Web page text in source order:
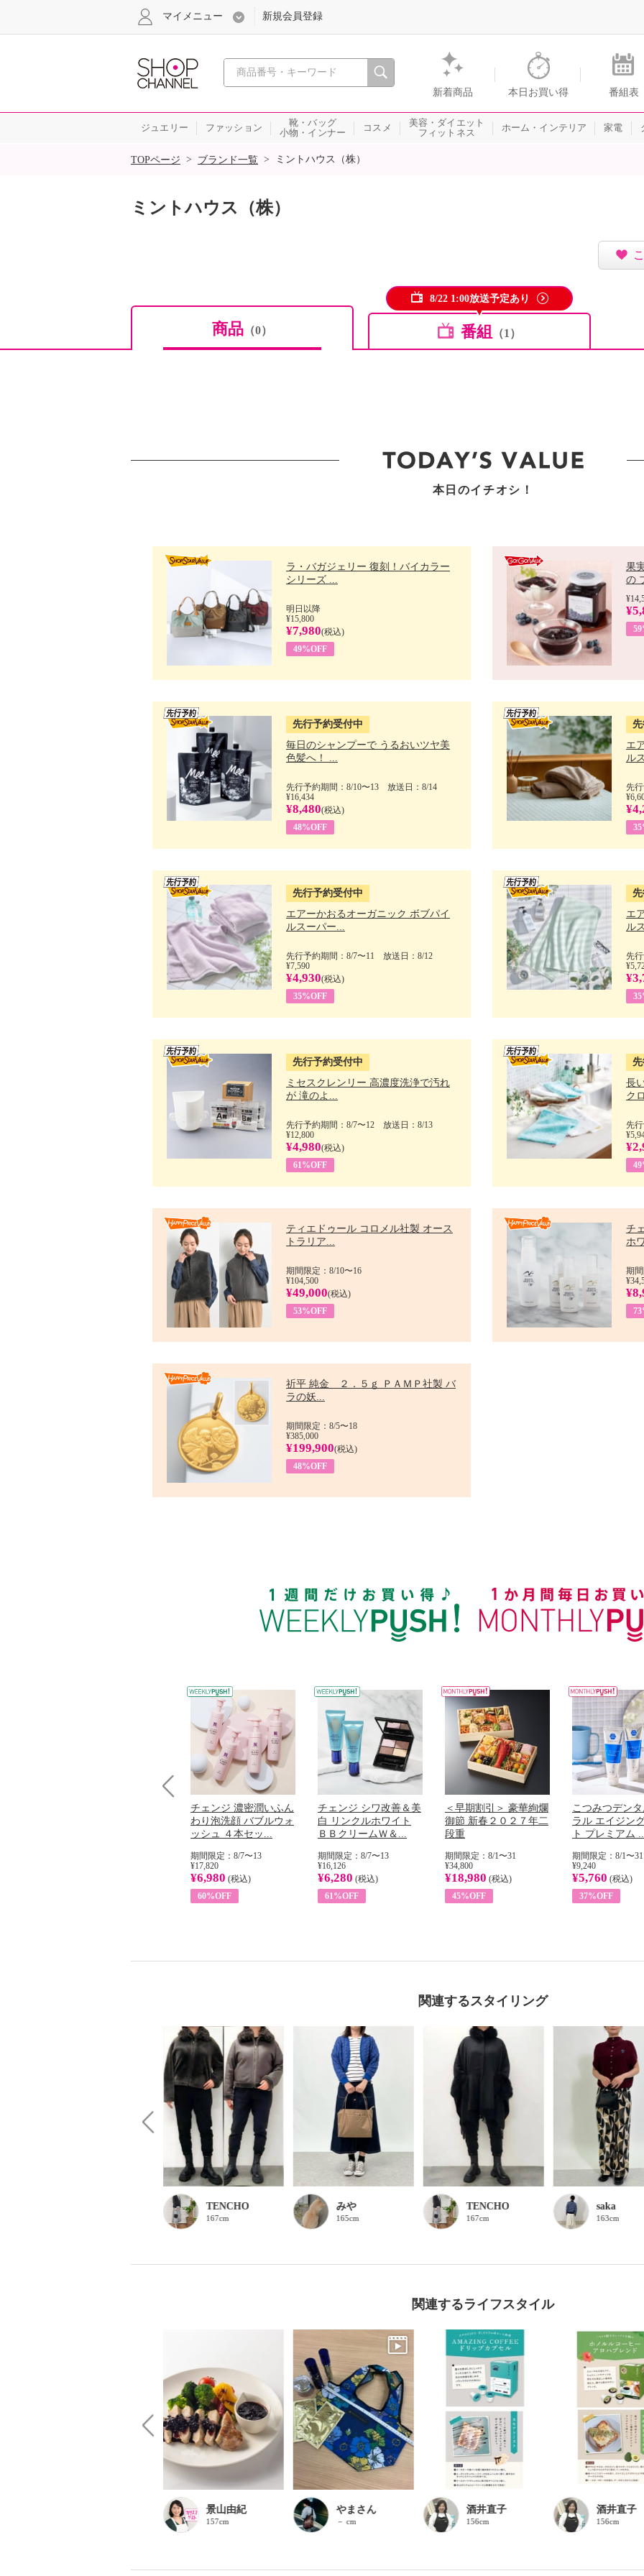
心おどる、瞬間を。通販・テレビショッピングのショップチャンネル
新着商品 本日お買い得 番組表
マイメニュー 新規会員登録
ジュエリー ファッション
靴・バッグ
小物・インナー
コスメ
美容・ダイエット
フィットネス
ホーム・インテリア 家電
SALE
TOPページ > ブランド一覧 > ミントハウス（株）
ミントハウス（株）
商品 （0） 番組 （1）
8/22 1:00放送予定あり
本日のイチオシ！
ラ・バガジェリー 復刻！バイカラー
シリーズ ...
明日以降
¥15,800
¥7,980(税込)
49%OFF
果
の
先行予約受付中
毎日のシャンプーで うるおいツヤ美
色髪へ！ ...
先行予約期間：8/10〜13 放送日：8/14
¥16,434
¥8,480(税込)
48%OFF
エ
ル
先
先行予約受付中
エアーかおるオーガニック ボブパイ
ルスーパー...
先行予約期間：8/7〜11 放送日：8/12
¥7,590
¥4,930(税込)
35%OFF
エ
ル
先
先行予約受付中
ミセスクレンリー 高濃度洗浄で汚れ
が 滝のよ...
先行予約期間：8/7〜12 放送日：8/13
¥12,800
¥4,980(税込)
61%OFF
長
ク
先
ティエドゥール コロメル社製 オース
トラリア...
期間限定：8/10〜16
¥104,500
¥49,000(税込)
53%OFF
チ
ホ
期
祈平 純金 ２．５ｇ ＰＡＭＰ社製 バ
ラの妖...
期間限定：8/5〜18
¥385,000
¥199,900(税込)
48%OFF
チェンジ 濃密潤いふん
わり泡洗顔 バブルウォ
ッシュ ４本セッ...
期間限定：8/7〜13
¥17,820
¥6,980 (税込)
60%OFF
チェンジ シワ改善＆美
白 リンクルホワイト
ＢＢクリームＷ＆...
期間限定：8/7〜13
¥16,126
¥6,280 (税込)
61%OFF
＜早期割引＞ 豪華絢爛
御節 新春２０２７年二
段重
期間限定：8/1〜31
¥34,800
¥18,980 (税込)
45%OFF
こつみつデン
ラル エイジン
ト プレミアム ...
期間限定：8/1〜31
¥9,240
¥5,760 (税込)
37%OFF
関連するスタイリング
TENCHO
167cm
みや
165cm
TENCHO
167cm
saka
163cm
関連するライフスタイル
景山由紀
157cm
やまさん
－ cm
酒井直子
156cm
酒井直子
156cm